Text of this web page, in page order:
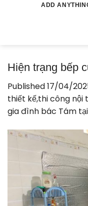
ADD
Hiện trạng bếp
Published17/04/
thiết kế,thi công nội
gia đình bác Tám